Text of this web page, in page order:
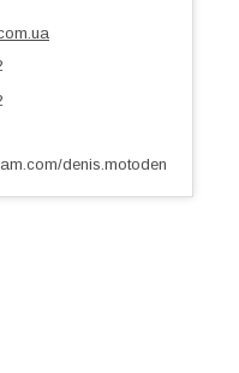
denis.motoden